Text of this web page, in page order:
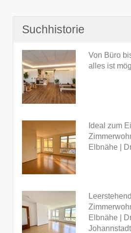
Suchhistorie
Von Büro
alles ist
Ideal zum
Elbnähe |
Elbnähe |
Johannstadt